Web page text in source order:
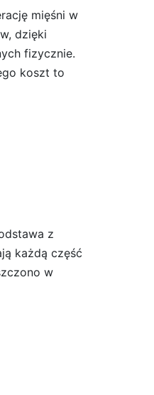
mięśni w
dzięki
fizycznie.
koszt to
z
każdą część
w